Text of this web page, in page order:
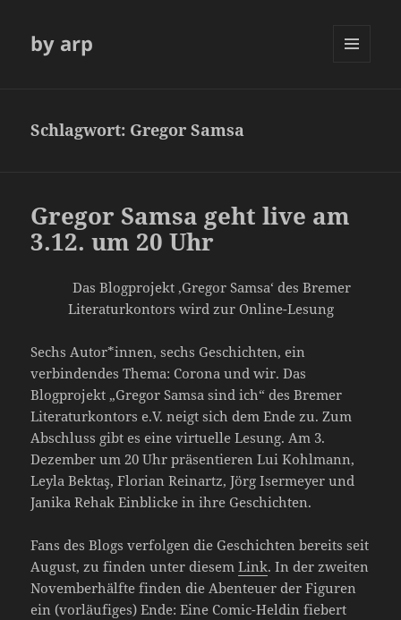
by arp
Schlagwort: Gregor Samsa
Gregor Samsa geht live am
3.12. um 20 Uhr
Das Blogprojekt ‚Gregor Samsa‘ des Bremer
Literaturkontors wird zur Online-Lesung
Sechs Autor*innen, sechs Geschichten, ein
verbindendes Thema: Corona und wir. Das
Blogprojekt „Gregor Samsa sind ich“ des Bremer
Literaturkontors e.V. neigt sich dem Ende zu. Zum
Abschluss gibt es eine virtuelle Lesung. Am 3.
Dezember um 20 Uhr präsentieren Lui Kohlmann,
Leyla Bektaş, Florian Reinartz, Jörg Isermeyer und
Janika Rehak Einblicke in ihre Geschichten.
Fans des Blogs verfolgen die Geschichten bereits seit
August, zu finden unter diesemLink. In der zweiten
Novemberhälfte finden die Abenteuer der Figuren
ein (vorläufiges) Ende: Eine Comic-Heldin fiebert